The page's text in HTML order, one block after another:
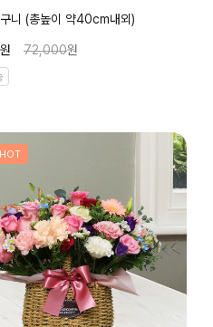
니 (총높이 약40cm내외)
원 72,000원
HOT